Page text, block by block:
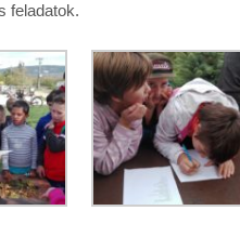
feladatok.